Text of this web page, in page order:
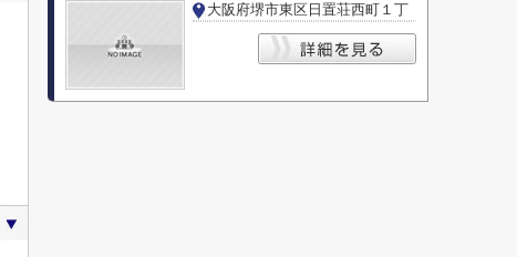
大阪府堺市東区日置荘西町１丁